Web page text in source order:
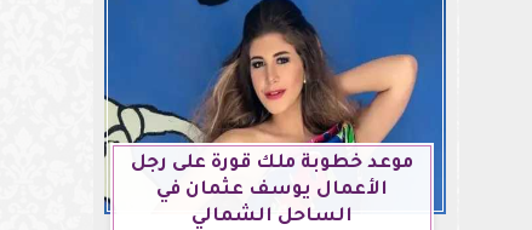
موعد خطوبة ملك قورة على رجل
الأعمال يوسف عثمان في
الساحل الشمالي